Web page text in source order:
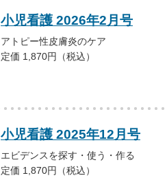
小児看護 2026年2月号
アトピー性皮膚炎のケア
定価 1,870円（税込）
小児看護 2025年12月号
エビデンスを探す・使う・作る
定価 1,870円（税込）